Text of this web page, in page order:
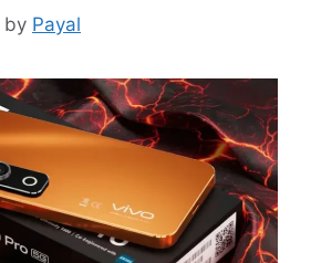
by Payal